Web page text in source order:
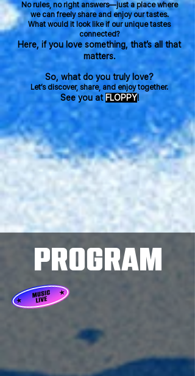
No rules, no right answers—just a place where
we can freely share and enjoy our tastes.
What would it look like if our unique tastes
connected?
Here, if you love something, that’s all that
matters.
So, what do you truly love?
Let’s discover, share, and enjoy together.
See you at FLOPPY!
program